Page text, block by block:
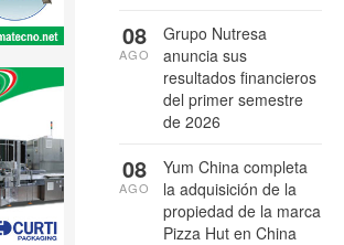
Grupo Nutresa
anuncia sus
resultados financieros
del primer semestre
de 2026
08
AGO
Yum China completa
la adquisición de la
propiedad de la marca
Pizza Hut en China
08
AGO